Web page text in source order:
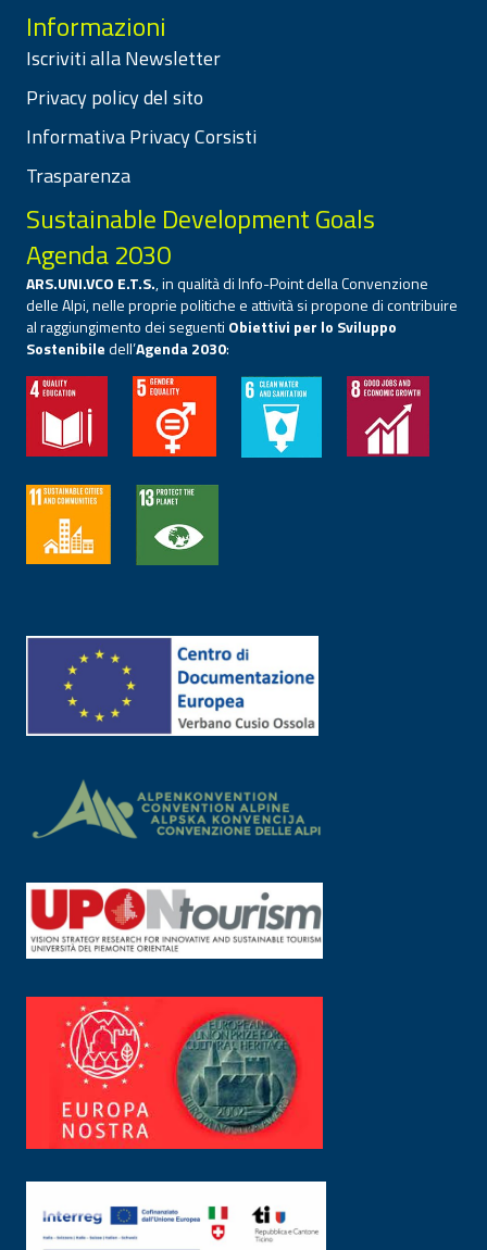
Informazioni
Iscriviti alla Newsletter
Privacy policy del sito
Informativa Privacy Corsisti
Trasparenza
Sustainable Development Goals
Agenda 2030
ARS.UNI.VCO E.T.S., in qualità di Info-Point della Convenzione
delle Alpi, nelle proprie politiche e attività si propone di contribuire
al raggiungimento dei seguenti Obiettivi per lo Sviluppo
Sostenibiledell’Agenda 2030: